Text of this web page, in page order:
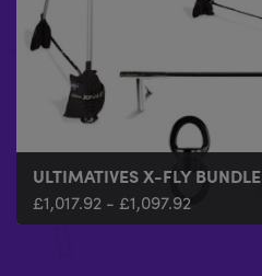
ULTIMATIVES X-FLY BUNDLE
£1,017.92 - £1,097.92
SAMT-HANDSCHLAUFE
£25.99